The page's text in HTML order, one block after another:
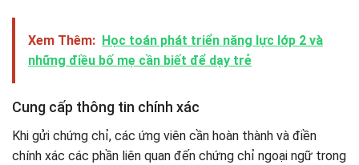
Xem Thêm: Học toán phát triển năng lực lớp 2 và
những điều bố mẹ cần biết để dạy trẻ
Cung cấp thông tin chính xác
Khi gửi chứng chỉ, các ứng viên cần hoàn thành và điền
chính xác các phần liên quan đến chứng chỉ ngoại ngữ trong